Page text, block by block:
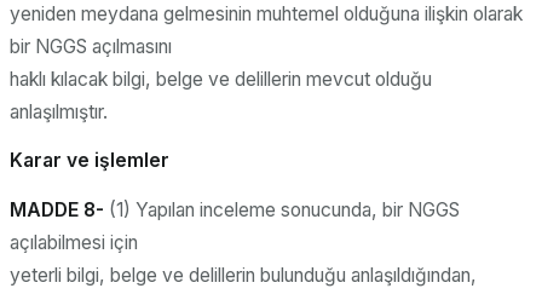
yeniden meydana gelmesinin muhtemel olduğuna ilişkin olarak
bir NGGS açılmasını
haklı kılacak bilgi, belge ve delillerin mevcut olduğu
anlaşılmıştır.
Karar ve işlemler
MADDE 8- (1) Yapılan inceleme sonucunda, bir NGGS
açılabilmesi için
yeterli bilgi, belge ve delillerin bulunduğu anlaşıldığından,